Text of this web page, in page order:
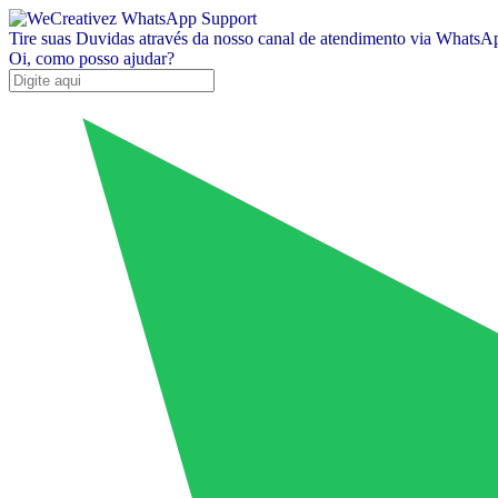
Tire suas Duvidas através da nosso canal de atendimento via
Oi, como posso ajudar?